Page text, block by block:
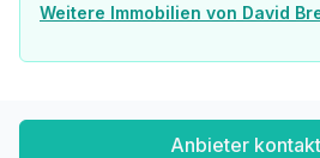
Weitere Immobilien von David
Anbieter